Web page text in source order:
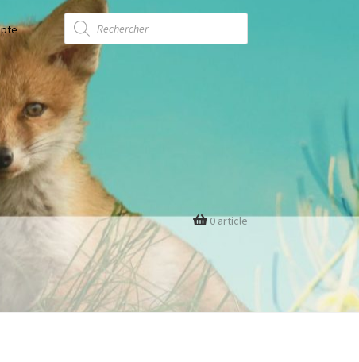
Recherche
de
produits
0 article